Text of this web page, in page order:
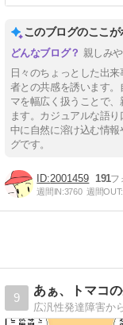
このブログのここが
親しみ
日々のちょっとした出
者との共感を誘います
マを幅広く扱うことで
ます。カジュアルな語
中に自然に溶け込む情
グです。
2001459 191
週間IN:3760 週間OUT:
9
あぁ、トマコ